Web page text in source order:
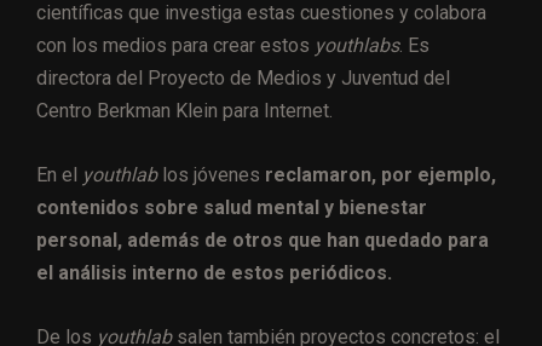
científicas que investiga estas cuestiones y colabora
con los medios para crear estos youthlabs. Es
directora del Proyecto de Medios y Juventud del
Centro Berkman Klein para Internet.
En el youthlablos jóvenes reclamaron, por ejemplo,
contenidos sobre salud mental y bienestar
personal, además de otros que han quedado para
el análisis interno de estos periódicos.
De los youthlabsalen también proyectos concretos: el